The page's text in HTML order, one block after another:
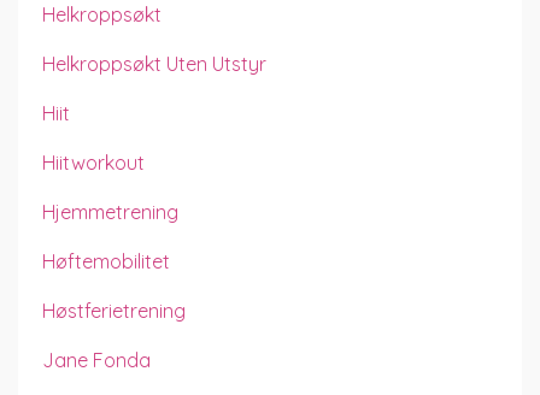
Helkroppsøkt
Helkroppsøkt Uten Utstyr
Hiit
Hiitworkout
Hjemmetrening
Høftemobilitet
Høstferietrening
Jane Fonda